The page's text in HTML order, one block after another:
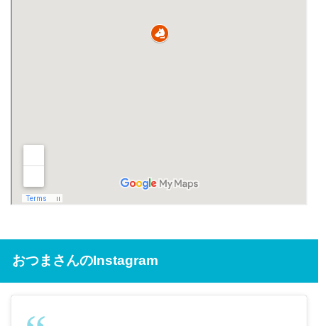
おつまさんのInstagram